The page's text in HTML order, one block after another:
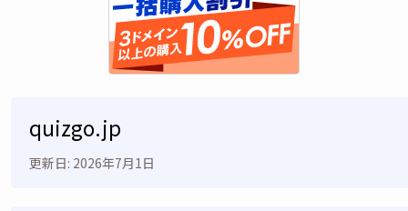
quizgo.jp
更新日: 2026年7月1日